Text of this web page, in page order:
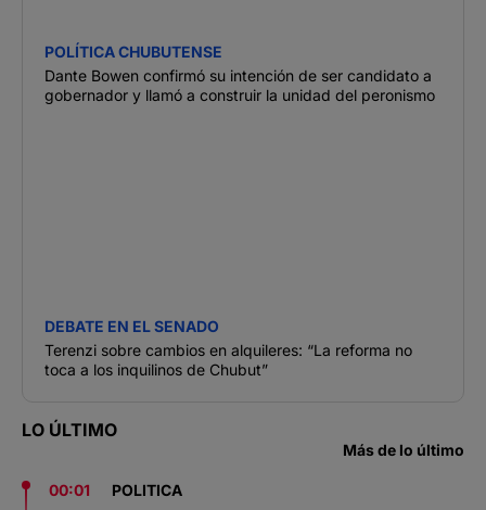
POLÍTICA CHUBUTENSE
Dante Bowen confirmó su intención de ser candidato a
gobernador y llamó a construir la unidad del peronismo
DEBATE EN EL SENADO
Terenzi sobre cambios en alquileres: “La reforma no
toca a los inquilinos de Chubut”
LO ÚLTIMO
Más de lo último
00:01
POLITICA